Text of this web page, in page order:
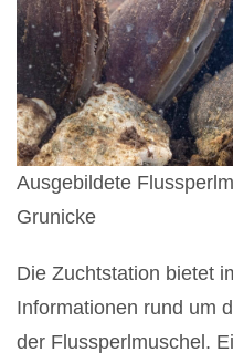
Ausgebildete
Grunicke
Die Zuchtstation bietet
Informationen rund um
der Flussperlmuschel.